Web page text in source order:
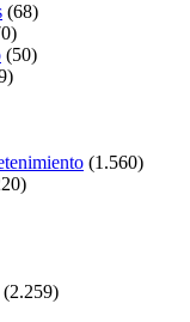
(68)
(50)
(1.560)
(2.259)